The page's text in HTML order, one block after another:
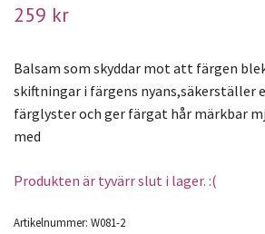
259 kr
Balsam som skyddar mot att färgen
skiftningar i färgens nyans,säkerställer
färglyster och ger färgat hår märkbar
med
Produkten är tyvärr slut i lager. :(
Artikelnummer: W081-2